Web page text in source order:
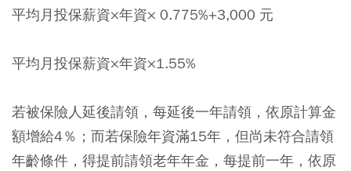
平均月投保薪資×年資× 0.775%+3,000 元
平均月投保薪資×年資×1.55%
若被保險人延後請領，每延後一年請領，依原計算金
額增給4％；而若保險年資滿15年，但尚未符合請領
年齡條件，得提前請領老年年金，每提前一年，依原